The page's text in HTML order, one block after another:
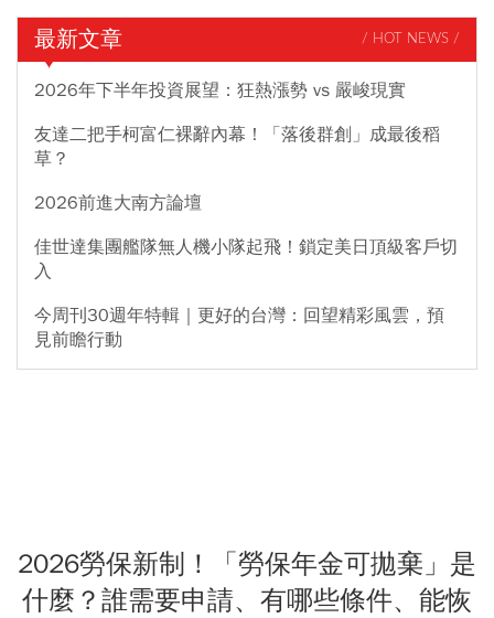
最新文章 / HOT NEWS /
2026年下半年投資展望：狂熱漲勢 vs 嚴峻現實
友達二把手柯富仁裸辭內幕！「落後群創」成最後稻
草？
2026前進大南方論壇
佳世達集團艦隊無人機小隊起飛！鎖定美日頂級客戶切
入
今周刊30週年特輯｜更好的台灣：回望精彩風雲，預
見前瞻行動
2026勞保新制！「勞保年金可拋棄」是
什麼？誰需要申請、有哪些條件、能恢